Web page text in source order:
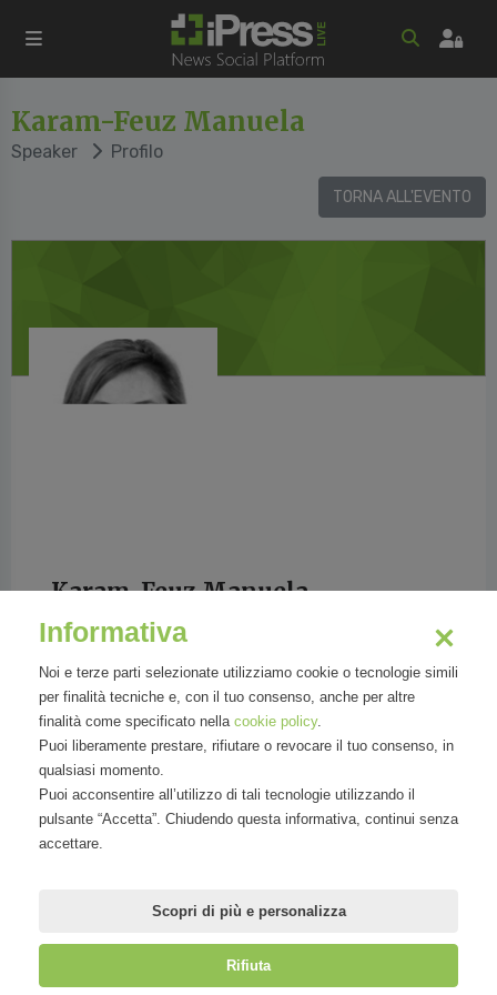
Karam-Feuz Manuela
Speaker Profilo
TORNA ALL'EVENTO
Karam-Feuz Manuela
E-Commerce partner manager for SIX Payment
Service
Manuela Karam-Feuz is an E-Commerce
partner manager for SIX Payment Service. SIX
is Switzerland’s leader in payment processing
Informativa
Noi e terze parti selezionate utilizziamo cookie o tecnologie simili
per finalità tecniche e, con il tuo consenso, anche per altre
finalità come specificato nella cookie policy.
Puoi liberamente prestare, rifiutare o revocare il tuo consenso, in
qualsiasi momento.
Puoi acconsentire all’utilizzo di tali tecnologie utilizzando il
pulsante “Accetta”. Chiudendo questa informativa, continui senza
accettare.
Scopri di più e personalizza
Rifiuta